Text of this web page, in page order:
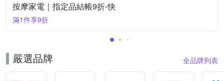
按摩家電｜指定品結帳9折-快
滿1件享9折
嚴選品牌 全品牌列表